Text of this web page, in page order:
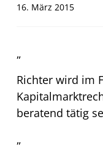
16. März 2015
„
Richter wird im
beratend tätig
„